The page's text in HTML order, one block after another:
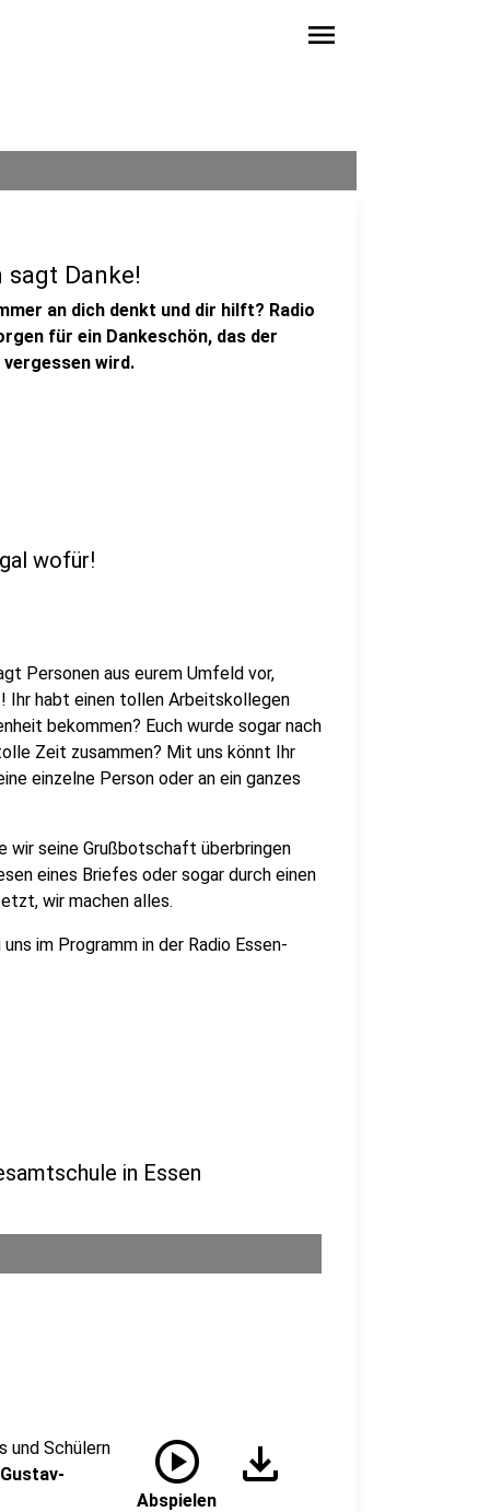
menu
sagt Danke!
an dich denkt und dir hilft? Radio
für ein Dankeschön, das der
wird.
wofür!
Personen aus eurem Umfeld vor,
Ihr habt einen tollen Arbeitskollegen
bekommen? Euch wurde sogar nach
Zeit zusammen? Mit uns könnt Ihr
einzelne Person oder an ein ganzes
wir seine Grußbotschaft überbringen
eines Briefes oder sogar durch einen
wir machen alles.
im Programm in der Radio Essen-
in Essen
und Schülern
play_circle
Abspielen
download